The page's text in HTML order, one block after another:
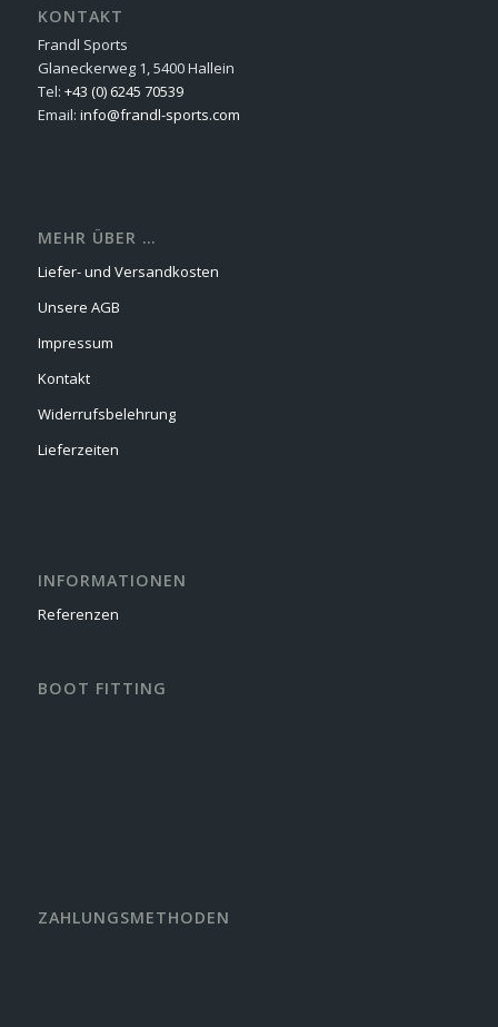
KONTAKT
Frandl Sports
Glaneckerweg 1, 5400 Hallein
Tel: +43 (0) 6245 70539
Email: info@frandl-sports.com
MEHR ÜBER …
Liefer- und Versandkosten
Unsere AGB
Impressum
Kontakt
Widerrufsbelehrung
Lieferzeiten
INFORMATIONEN
Referenzen
BOOT FITTING
ZAHLUNGSMETHODEN